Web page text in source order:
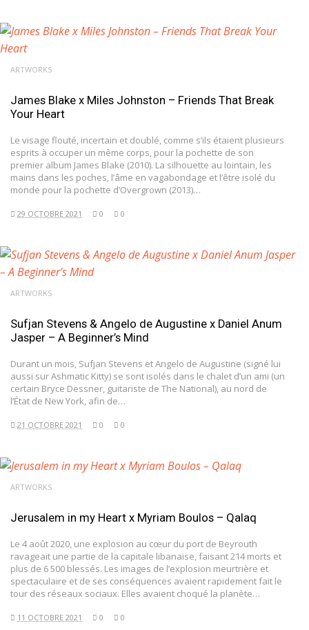
ARTWORKS
James Blake x Miles Johnston – Friends That Break
Your Heart
Le visage flouté, incertain et doublé, comme s’ils étaient plusieurs
esprits à occuper un même corps, pour la pochette de son
premier album James Blake (2010). La silhouette au lointain, les
mains dans les poches, l’âme en vagabondage et l’être isolé du
monde pour la pochette d’Overgrown (2013)…
29 OCTOBRE 2021 0 0
ARTWORKS
Sufjan Stevens & Angelo de Augustine x Daniel Anum
Jasper – A Beginner’s Mind
Durant un mois, Sufjan Stevens et Angelo de Augustine (signé lui
aussi sur Ashmatic Kitty) se sont isolés dans le chalet d’un ami (un
certain Bryce Dessner, guitariste de The National), au nord de
l’État de New York, afin de…
21 OCTOBRE 2021 0 0
ARTWORKS
Jerusalem in my Heart x Myriam Boulos – Qalaq
Le 4 août 2020, une explosion au cœur du port de Beyrouth
ravageait une partie de la capitale libanaise, faisant 214 morts et
plus de 6 500 blessés. Les images de l’explosion meurtrière et
spectaculaire et de ses conséquences avaient rapidement fait le
tour des réseaux sociaux. Elles avaient choqué la planète…
11 OCTOBRE 2021 0 0